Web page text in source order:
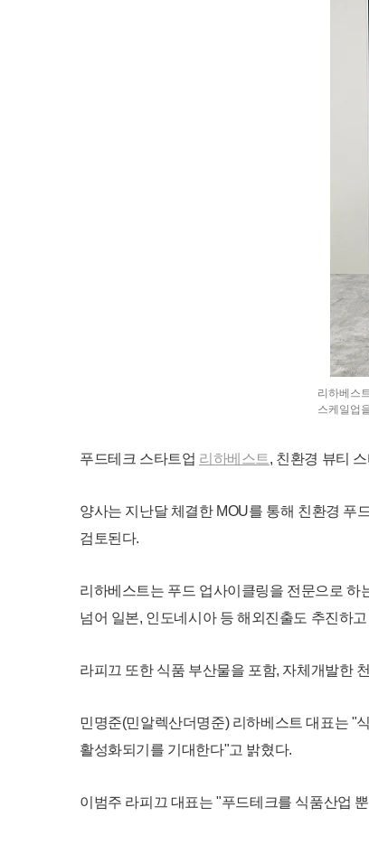
리하베스
스케일업
푸드테크 스타트업 리하베스트 , 친환경 뷰티
양사는 지난달 체결한 MOU를 통해 친환경 푸
검토된다.
리하베스트는 푸드 업사이클링을 전문으로 하
넘어 일본, 인도네시아 등 해외진출도 추진하
라피끄 또한 식품 부산물을 포함, 자체개발한
민명준(민알렉산더명준) 리하베스트 대표는 "
활성화되기를 기대한다"고 밝혔다.
이범주 라피끄 대표는 "푸드테크를 식품산업